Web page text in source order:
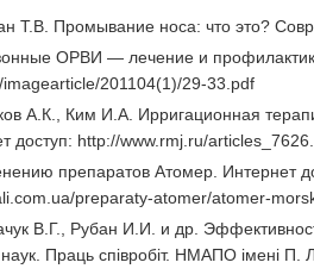
Т.В. Промывание носа: что это?
ОРВИ — лечение и
201104(1)/29-33.pdf
А.К., Ким И.А. Ирригационная
доступ: http://www.rmj.ru/
препаратов Атомер. Интернет
preparaty-atomer/atomer-
В.Г., Рубан И.И. и др.
Праць співробіт. НМАПО імені